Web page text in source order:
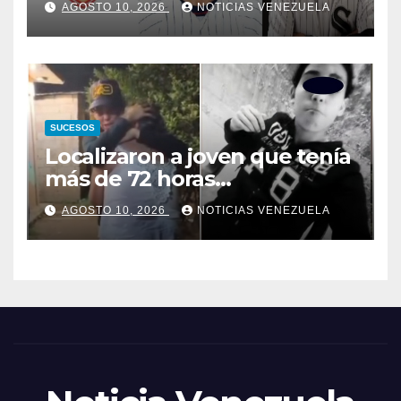
AGOSTO 10, 2026 NOTICIAS VENEZUELA
SUCESOS
Localizaron a joven que tenía
más de 72 horas
desaparecida
AGOSTO 10, 2026 NOTICIAS VENEZUELA